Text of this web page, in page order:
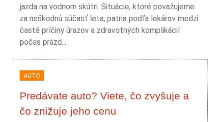
jazda na vodnom skútri. Situácie, ktoré považujeme
za neškodnú súčasť leta, patria podľa lekárov medzi
časté príčiny úrazov a zdravotných komplikácií
počas prázd...
AUTO
Predávate auto? Viete, čo zvyšuje a
čo znižuje jeho cenu